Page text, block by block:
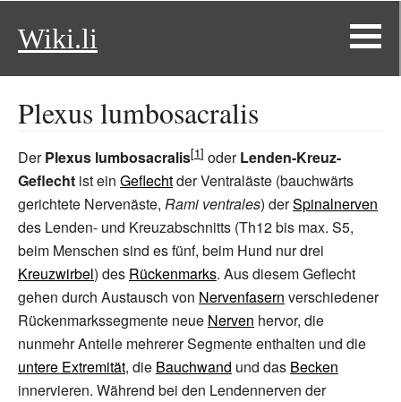
Wiki.li
Plexus lumbosacralis
DerPlexus lumbosacralis oderLenden-Kreuz-
Geflecht ist ein Geflechtder Ventraläste (bauchwärts
gerichtete Nervenäste, Rami ventrales) derSpinalnerven
des Lenden- und Kreuzabschnitts (Th12 bis max. S5,
beim Menschen sind es fünf, beim Hund nur drei
Kreuzwirbel) des Rückenmarks. Aus diesem Geflecht
gehen durch Austausch von Nervenfasern verschiedener
Rückenmarkssegmente neue Nerven hervor, die
nunmehr Anteile mehrerer Segmente enthalten und die
untere Extremität, die Bauchwand und das Becken
innervieren. Während bei den Lendennerven der